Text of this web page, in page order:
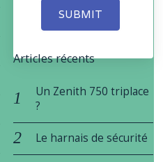
SUBMIT
Articles récents
Un Zenith 750 triplace
?
Le harnais de sécurité